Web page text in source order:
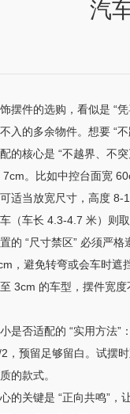
汽
摆件的选购，看似是 “
入的多余物件。想要 “
的核心是 “不越界、不
7cm。比如中控台面宽
适当放宽尺寸，高度 8-
（车长 4.3-4.7 米）则
的 “尺寸禁区” 必须严
，避免转弯或会车时遮
3cm 的车型，摆件宽
是否适配的 “实用方法
，预留足够留白。试摆
的款式。
的关键是 “正向共鸣”